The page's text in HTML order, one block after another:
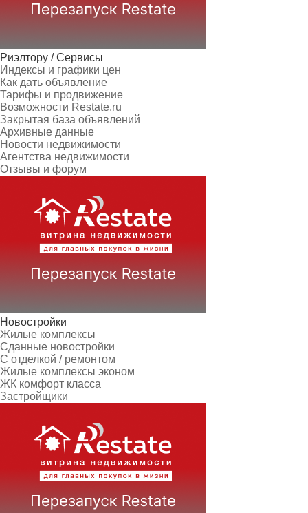
Риэлтору / Сервисы
Индексы и графики цен
Как дать объявление
Тарифы и продвижение
Возможности Restate.ru
Закрытая база объявлений
Архивные данные
Новости недвижимости
Агентства недвижимости
Отзывы и форум
Новостройки
Жилые комплексы
Сданные новостройки
С отделкой / ремонтом
Жилые комплексы эконом
ЖК комфорт класса
Застройщики